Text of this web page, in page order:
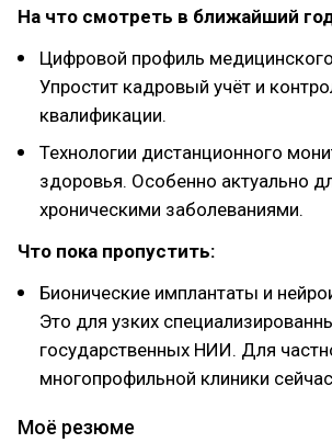
На что смотреть в ближайший
Цифровой профиль
Упростит кадровый учёт и
квалификации.
Технологии дистанционного
здоровья. Особенно актуально
хроническими заболеваниями.
Что пока пропустить:
Бионические имплантаты и
Это для узких
государственных НИИ. Для
многопрофильной клиники
Моё резюме